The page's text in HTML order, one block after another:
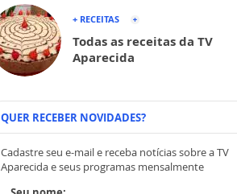
+ RECEITAS
Todas as receitas da TV
Aparecida
QUER RECEBER NOVIDADES?
Cadastre seu e-mail e receba notícias sobre a TV
Aparecida e seus programas mensalmente